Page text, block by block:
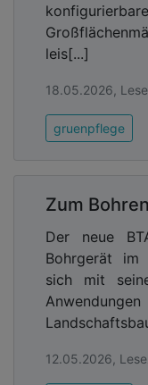
leis[...]
18.05.2026,
gruenpflege
Zum
Der neue
Bohrgerät im
sich mit
12.05.2026,